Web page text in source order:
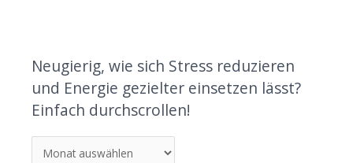
Neugierig, wie sich Stress reduzieren
und Energie gezielter einsetzen lässt?
Einfach durchscrollen!